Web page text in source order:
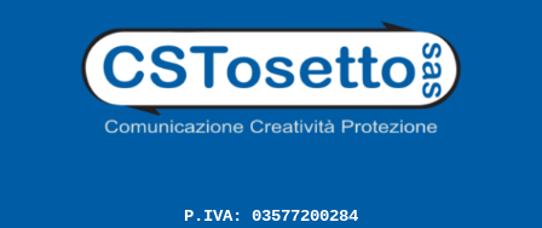
P.IVA: 03577200284